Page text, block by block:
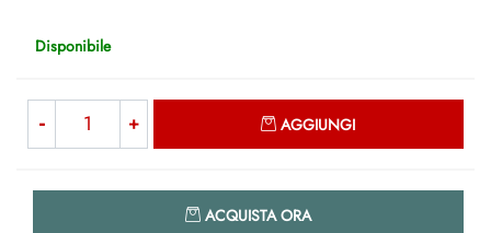
Disponibile
AGGIUNGI
ACQUISTA ORA